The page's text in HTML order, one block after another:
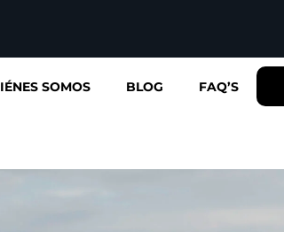
SOMOS BLOG FAQ’S